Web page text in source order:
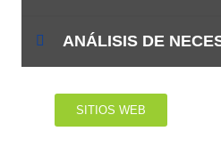
ANÁLISIS DE
SITIOS WEB